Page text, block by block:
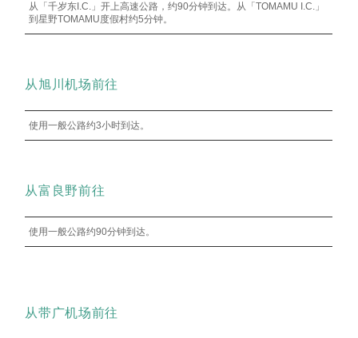
从「千岁东I.C.」开上高速公路，约90分钟到达。从「TOMAMU I.C.」
到星野TOMAMU度假村约5分钟。
从旭川机场前往
使用一般公路约3小时到达。
从富良野前往
使用一般公路约90分钟到达。
从带广机场前往